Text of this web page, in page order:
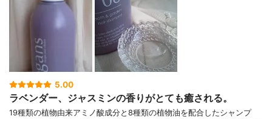
5.00
ラベンダー、ジャスミンの香りがとても癒される。
19種類の植物由来アミノ酸成分と8種類の植物油を配合したシャンプ